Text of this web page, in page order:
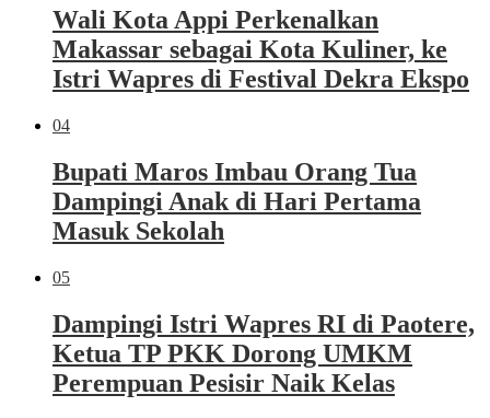
Wali Kota Appi Perkenalkan
Makassar sebagai Kota Kuliner, ke
Istri Wapres di Festival Dekra Ekspo
04
Bupati Maros Imbau Orang Tua
Dampingi Anak di Hari Pertama
Masuk Sekolah
05
Dampingi Istri Wapres RI di Paotere,
Ketua TP PKK Dorong UMKM
Perempuan Pesisir Naik Kelas